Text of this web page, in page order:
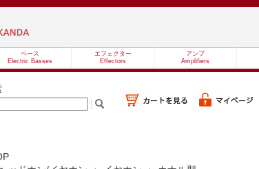
ベース
Electric Basses
エフェクター
Effectors
アンプ
Amplifiers